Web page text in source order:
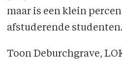
maar is een klein
afstuderende studenten.
Toon Deburchgrave,